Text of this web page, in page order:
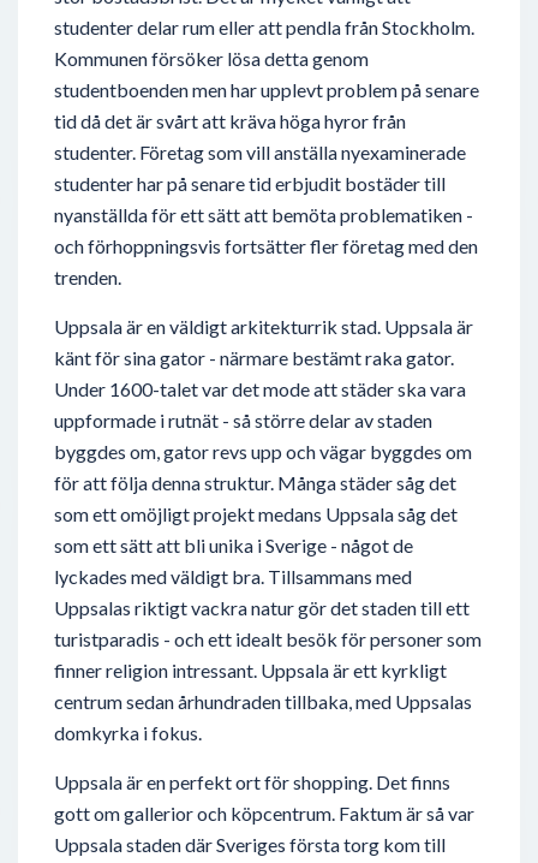
studenter delar rum eller att pendla från Stockholm.
Kommunen försöker lösa detta genom
studentboenden men har upplevt problem på senare
tid då det är svårt att kräva höga hyror från
studenter. Företag som vill anställa nyexaminerade
studenter har på senare tid erbjudit bostäder till
nyanställda för ett sätt att bemöta problematiken -
och förhoppningsvis fortsätter fler företag med den
trenden.
Uppsala är en väldigt arkitekturrik stad. Uppsala är
känt för sina gator - närmare bestämt raka gator.
Under 1600-talet var det mode att städer ska vara
uppformade i rutnät - så större delar av staden
byggdes om, gator revs upp och vägar byggdes om
för att följa denna struktur. Många städer såg det
som ett omöjligt projekt medans Uppsala såg det
som ett sätt att bli unika i Sverige - något de
lyckades med väldigt bra. Tillsammans med
Uppsalas riktigt vackra natur gör det staden till ett
turistparadis - och ett idealt besök för personer som
finner religion intressant. Uppsala är ett kyrkligt
centrum sedan århundraden tillbaka, med Uppsalas
domkyrka i fokus.
Uppsala är en perfekt ort för shopping. Det finns
gott om gallerior och köpcentrum. Faktum är så var
Uppsala staden där Sveriges första torg kom till